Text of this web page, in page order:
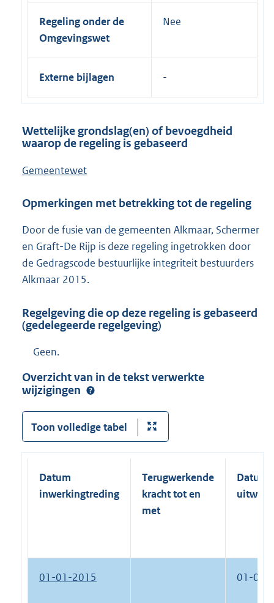
Regeling onder de
Omgevingswet
Nee
Externe bijlagen
Wettelijke grondslag(en) of bevoegdheid
waarop de regeling is gebaseerd
Gemeentewet
Opmerkingen met betrekking tot de regeling
Door de fusie van de gemeenten Alkmaar, Schermer
en Graft-De Rijp is deze regeling ingetrokken door
de Gedragscode bestuurlijke integriteit bestuurders
Alkmaar 2015.
Regelgeving die op deze regeling is gebaseerd
(gedelegeerde regelgeving)
Geen.
Overzicht van in de tekst verwerkte
wijzigingen
Toon volledige tabel
Datum
inwerkingtreding
Terugwerkende
kracht tot en
met
Datum
01-01-2015 01-01-